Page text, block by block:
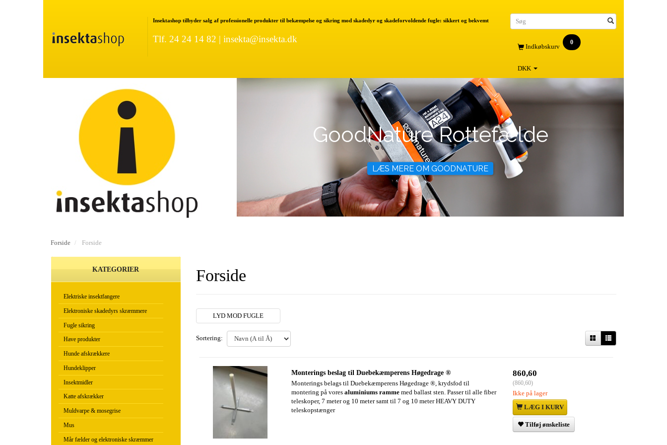
Insektashop tilbyder salg af professionelle produkter til bekæmpelse og sikring mod skadedyr og skadeforvoldende fugle: sikkert og bekvemt
Tlf. 24 24 14 82 | insekta@insekta.dk
Indkøbskurv
0
DKK
Rottefælde
LÆS MERE OM GOODNATURE
GoodNature Rottefælde
LÆS MERE OM GOODNATURE
Forside Forside
KATEGORIER
Elektriske insektfangere
Elektroniske skadedyrs skræmmere
Fugle sikring
Have produkter
Hunde afskrækkere
Hundeklipper
Insektmidler
Katte afskrækker
Muldvarpe & mosegrise
Mus
Mår fælder og elektroniske skræmmer
Forside
LYD MOD FUGLE
Sortering:
Monterings beslag til Duebekæmperens Høgedrage ®
Monterings belags til Duebekæmperens Høgedrage ®, krydsfod til
montering på vores aluminiums rammemed ballast sten. Passer til alle fiber
teleskoper, 7 meter og 10 meter samt til 7 og 10 meter HEAVY DUTY
teleskopstænger
860,60
(860,60)
Ikke på lager
LÆG I KURV
Tilføj ønskeliste